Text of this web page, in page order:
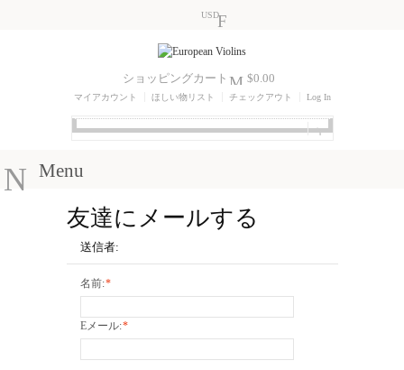
USD
ショッピングカート $0.00
マイアカウント ほしい物リスト チェックアウト Log In
Menu
友達にメールする
送信者:
*
名前:
*
Eメール: